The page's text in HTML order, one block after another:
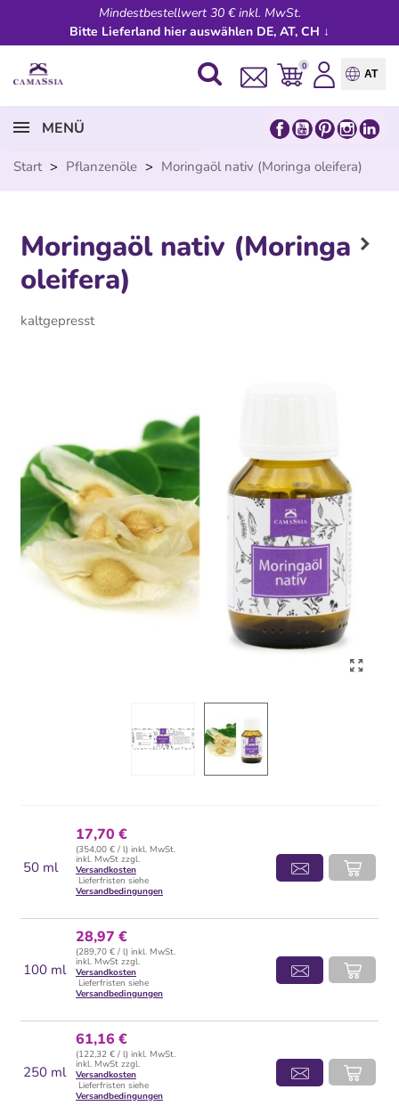
Mindestbestellwert 30 € inkl. MwSt.
Bitte Lieferland hier auswählen DE, AT, CH ↓
0
AT
MENÜ
Start > Pflanzenöle > Moringaöl nativ (Moringa oleifera)
Moringaöl nativ (Moringa
oleifera)
kaltgepresst
50 ml
17,70 €
(354,00 € / l) inkl. MwSt.
inkl. MwSt zzgl.
Versandkosten
Lieferfristen siehe
Versandbedingungen
100 ml
28,97 €
(289,70 € / l) inkl. MwSt.
inkl. MwSt zzgl.
Versandkosten
Lieferfristen siehe
Versandbedingungen
250 ml
61,16 €
(122,32 € / l) inkl. MwSt.
inkl. MwSt zzgl.
Versandkosten
Lieferfristen siehe
Versandbedingungen